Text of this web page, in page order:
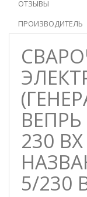
ОТЗЫВЫ
ПРОИЗВОДИТЕЛЬ
ВЕПРЬ
230
5/230